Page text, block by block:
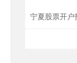
宁夏股票开户